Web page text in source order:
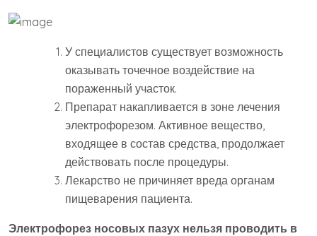
У специалистов существует возможность
оказывать точечное воздействие на
пораженный участок.
Препарат накапливается в зоне лечения
электрофорезом. Активное вещество,
входящее в состав средства, продолжает
действовать после процедуры.
Лекарство не причиняет вреда органам
пищеварения пациента.
Электрофорез носовых пазух нельзя проводить в